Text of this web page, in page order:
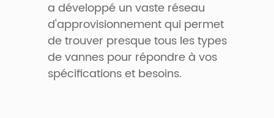
a développé un vaste réseau
d'approvisionnement qui permet
de trouver presque tous les types
de vannes pour répondre à vos
spécifications et besoins.